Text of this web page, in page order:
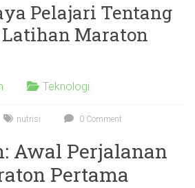
Pelajari Tentang
Maraton
Teknologi
nutrisi 0 Comment
Awal Perjalanan
Pertama